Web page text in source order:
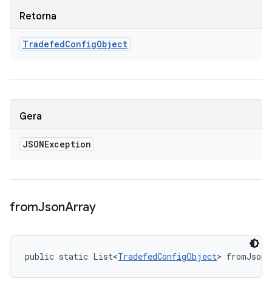
Retorna
TradefedConfigObject
Gera
JSONException
fromJsonArray
public static List<TradefedConfigObject>